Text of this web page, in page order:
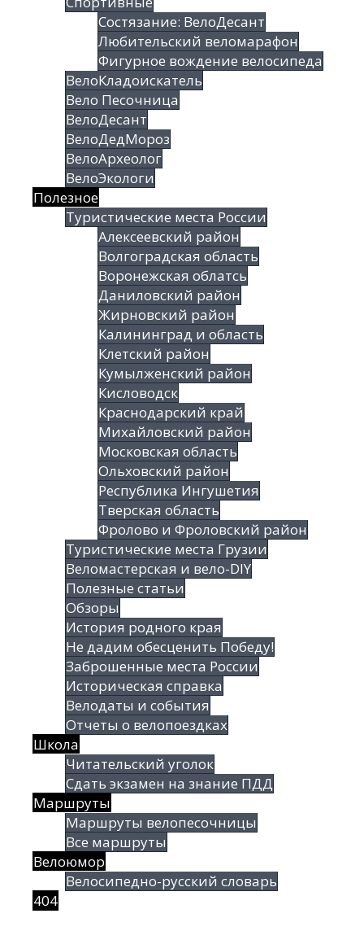
Состязание: ВелоДесант
Любительский веломарафон
Фигурное вождение велосипеда
ВелоКладоискатель
Вело Песочница
ВелоДесант
ВелоДедМороз
ВелоАрхеолог
ВелоЭкологи
Полезное
Туристические места России
Алексеевский район
Волгоградская облаcть
Воронежская облатсь
Даниловский район
Жирновский район
Калининград и область
Клетский район
Кумылженский район
Кисловодск
Краснодарский край
Михайловский район
Московская область
Ольховский район
Республика Ингушетия
Тверская область
Фролово и Фроловский район
Туристические места Грузии
Веломастерская и вело-DIY
Полезные статьи
Обзоры
История родного края
Не дадим обесценить Победу!
Заброшенные места России
Историческая справка
Велодаты и события
Отчеты о велопоездках
Школа
Читательский уголок
Сдать экзамен на знание ПДД
Маршруты
Маршруты велопесочницы
Все маршруты
Велоюмор
Велосипедно-русский словарь
404